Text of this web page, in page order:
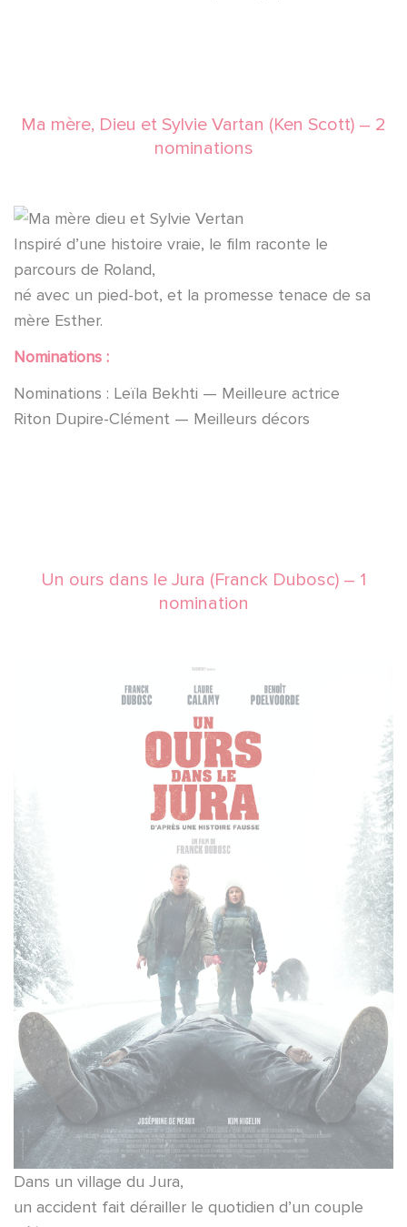
Ma mère, Dieu et Sylvie Vartan (Ken Scott) – 2
nominations
Inspiré d’une histoire vraie, le film raconte le
parcours de Roland,
né avec un pied-bot, et la promesse tenace de sa
mère Esther.
Nominations :
Nominations : Leïla Bekhti — Meilleure actrice
Riton Dupire-Clément — Meilleurs décors
Un ours dans le Jura (Franck Dubosc) – 1
nomination
Dans un village du Jura,
un accident fait dérailler le quotidien d’un couple